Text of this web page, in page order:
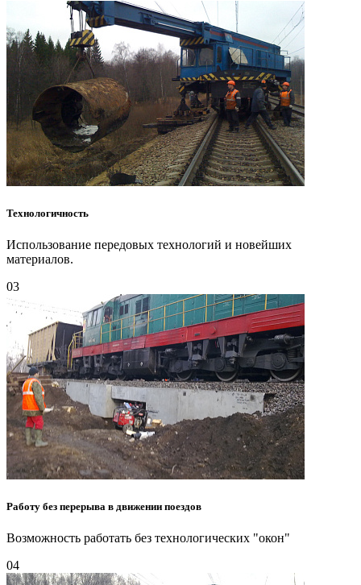
Технологичность
Использование передовых технологий и новейших
материалов.
03
Работу без перерыва в движении поездов
Возможность работать без технологических "окон"
04